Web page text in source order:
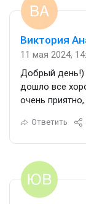
Виктория
11 мая 2024,
Добрый день!)
дошло все
очень
Ответить